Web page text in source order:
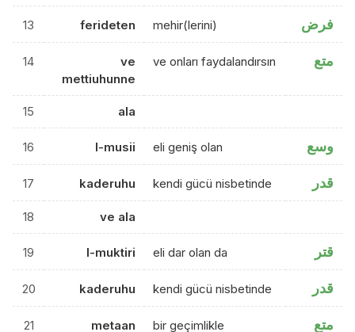
13 ferideten mehir(lerini) فرض
14
ve
mettiuhunne
ve onları faydalandırsın متع
15 ala
16 l-musii eli geniş olan وسع
17 kaderuhu kendi gücü nisbetinde قدر
18 ve ala
19 l-muktiri eli dar olan da قتر
20 kaderuhu kendi gücü nisbetinde قدر
21 metaan bir geçimlikle متع